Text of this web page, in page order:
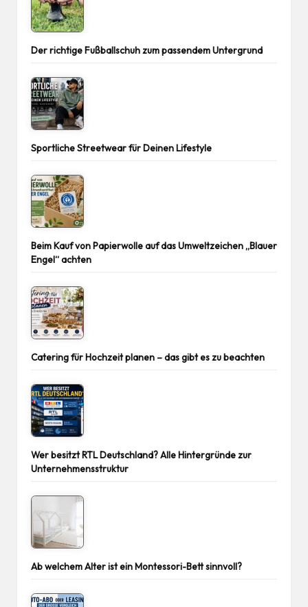
Der richtige Fußballschuh zum passendem Untergrund
Sportliche Streetwear für Deinen Lifestyle
Beim Kauf von Papierwolle auf das Umweltzeichen „Blauer
Engel“ achten
Catering für Hochzeit planen – das gibt es zu beachten
Wer besitzt RTL Deutschland? Alle Hintergründe zur
Unternehmensstruktur
Ab welchem Alter ist ein Montessori-Bett sinnvoll?